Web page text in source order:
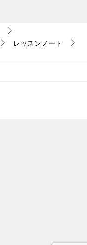
レッスンノート